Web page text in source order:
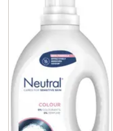
vara svårt att hitta
vård för alla i familjen.
kommer in och kan
enkelt att ta hand om hela
genom att erbjuda milda
skydda din hud mot
känslig, till bebis hud och
Med varje produkt, från
allt däremellan – kan
en lättare och mildare